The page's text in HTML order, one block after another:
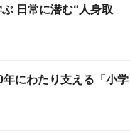
日常に潜む“人身取
にわたり支える「小学